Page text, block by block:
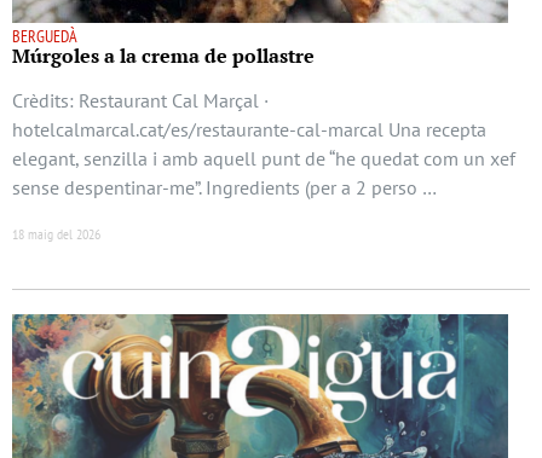
BERGUEDÀ
Múrgoles a la crema de pollastre
Crèdits: Restaurant Cal Marçal ·
hotelcalmarcal.cat/es/restaurante-cal-marcal Una recepta
elegant, senzilla i amb aquell punt de “he quedat com un xef
sense despentinar-me”. Ingredients (per a 2 perso …
18 maig del 2026